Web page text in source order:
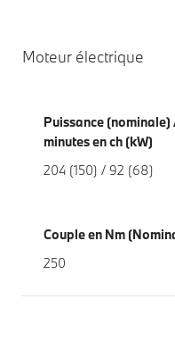
Moteur électrique
Puissance
minutes en ch (kW)
204 (150) / 92 (68)
Couple en Nm
250